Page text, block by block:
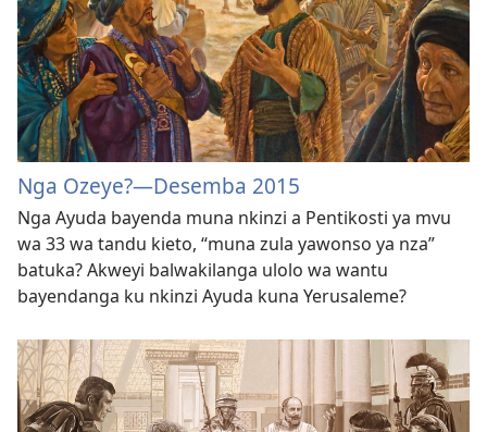
Nga Ozeye?—Desemba 2015
Nga Ayuda bayenda muna nkinzi a Pentikosti ya mvu
wa 33 wa tandu kieto, “muna zula yawonso ya nza”
batuka? Akweyi balwakilanga ulolo wa wantu
bayendanga ku nkinzi Ayuda kuna Yerusaleme?